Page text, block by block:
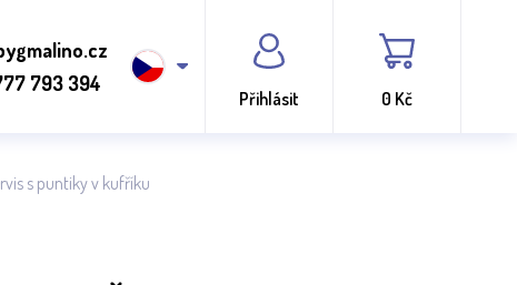
793 394
Přihlásit 0 Kč
s puntiky v kufříku